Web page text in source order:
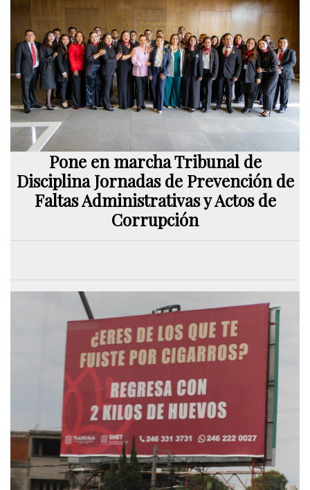
Pone en marcha Tribunal de
Disciplina Jornadas de Prevención de
Faltas Administrativas y Actos de
Corrupción